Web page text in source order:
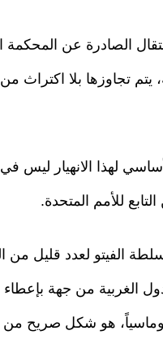
الصادرة عن المحكمة
يتم تجاوزها بلا
لهذا الانهيار ليس
للأمم المتحدة.
الفيتو لعدد قليل من
الغربية من جهة
هو شكل صريح من